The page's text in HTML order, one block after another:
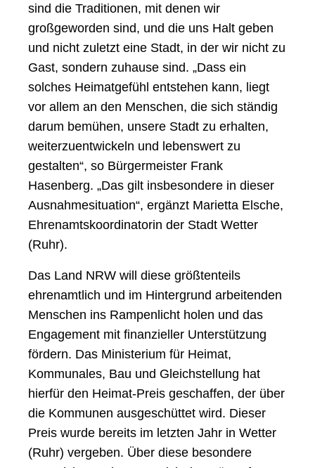
sind die Traditionen, mit denen wir
großgeworden sind, und die uns Halt geben
und nicht zuletzt eine Stadt, in der wir nicht zu
Gast, sondern zuhause sind. „Dass ein
solches Heimatgefühl entstehen kann, liegt
vor allem an den Menschen, die sich ständig
darum bemühen, unsere Stadt zu erhalten,
weiterzuentwickeln und lebenswert zu
gestalten“, so Bürgermeister Frank
Hasenberg. „Das gilt insbesondere in dieser
Ausnahmesituation“, ergänzt Marietta Elsche,
Ehrenamtskoordinatorin der Stadt Wetter
(Ruhr).
Das Land NRW will diese größtenteils
ehrenamtlich und im Hintergrund arbeitenden
Menschen ins Rampenlicht holen und das
Engagement mit finanzieller Unterstützung
fördern. Das Ministerium für Heimat,
Kommunales, Bau und Gleichstellung hat
hierfür den Heimat-Preis geschaffen, der über
die Kommunen ausgeschüttet wird. Dieser
Preis wurde bereits im letzten Jahr in Wetter
(Ruhr) vergeben. Über diese besondere